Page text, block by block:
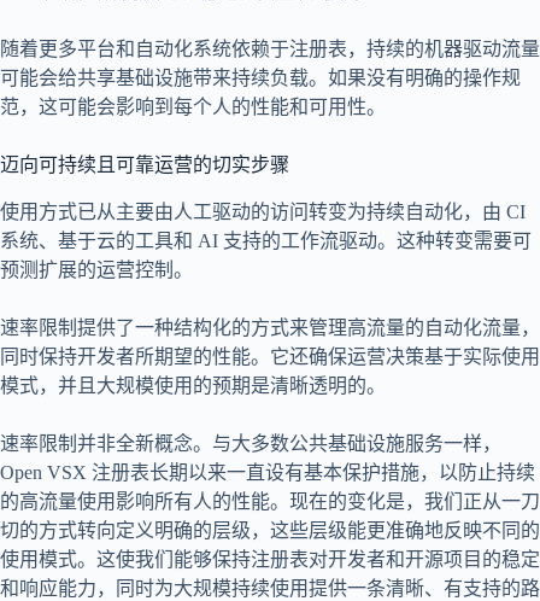
随着更多平台和自动化系统依赖于注册表，持续的机器驱动流量
可能会给共享基础设施带来持续负载。如果没有明确的操作规
范，这可能会影响到每个人的性能和可用性。
迈向可持续且可靠运营的切实步骤
使用方式已从主要由人工驱动的访问转变为持续自动化，由 CI
系统、基于云的工具和 AI 支持的工作流驱动。这种转变需要可
预测扩展的运营控制。
速率限制提供了一种结构化的方式来管理高流量的自动化流量，
同时保持开发者所期望的性能。它还确保运营决策基于实际使用
模式，并且大规模使用的预期是清晰透明的。
速率限制并非全新概念。与大多数公共基础设施服务一样，
Open VSX 注册表长期以来一直设有基本保护措施，以防止持续
的高流量使用影响所有人的性能。现在的变化是，我们正从一刀
切的方式转向定义明确的层级，这些层级能更准确地反映不同的
使用模式。这使我们能够保持注册表对开发者和开源项目的稳定
和响应能力，同时为大规模持续使用提供一条清晰、有支持的路